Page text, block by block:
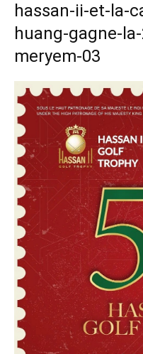
hassan-ii-et-la-
huang-gagne-
meryem-03